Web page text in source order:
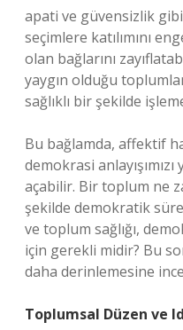
apati ve güvensizlik
seçimlere katılımını
olan bağlarını
yaygın olduğu
sağlıklı bir şekilde
Bu bağlamda, affektif
demokrasi
açabilir. Bir toplum ne
şekilde demokratik
ve toplum sağlığı,
için gerekli midir? Bu
daha derinlemesine
Toplumsal Düzen ve